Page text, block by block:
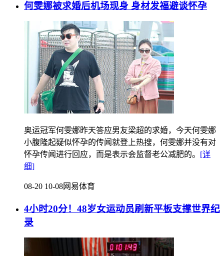
何雯娜被求婚后机场现身 身材发福避谈怀孕
奥运冠军何雯娜昨天答应男友梁超的求婚，今天何雯娜
小腹隆起疑似怀孕的传闻就登上热搜，何雯娜并没有对
怀孕传闻进行回应，而是表示会监督老公减肥的。 [详
细]
08-20 10-08网易体育
4小时20分！48岁女运动员刷新平板支撑世界纪
录